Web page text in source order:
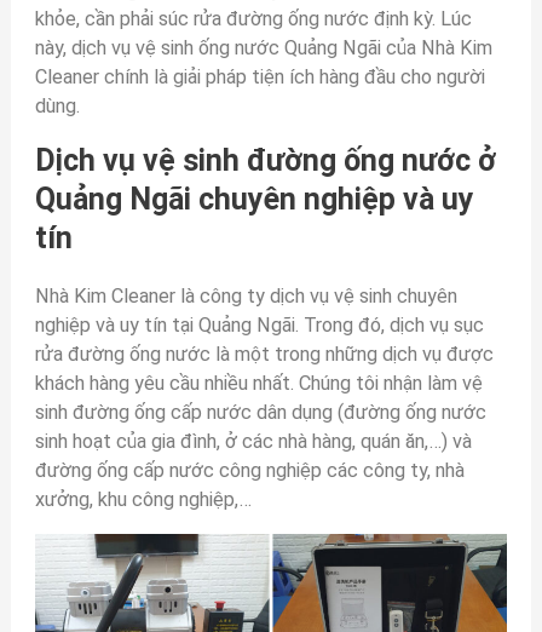
khỏe, cần phải súc rửa đường ống nước định kỳ. Lúc
này, dịch vụ vệ sinh ống nước Quảng Ngãi của Nhà Kim
Cleaner chính là giải pháp tiện ích hàng đầu cho người
dùng.
Dịch vụ vệ sinh đường ống nước ở
Quảng Ngãi chuyên nghiệp và uy
tín
Nhà Kim Cleaner là công ty dịch vụ vệ sinh chuyên
nghiệp và uy tín tại Quảng Ngãi. Trong đó, dịch vụ sục
rửa đường ống nước là một trong những dịch vụ được
khách hàng yêu cầu nhiều nhất. Chúng tôi nhận làm vệ
sinh đường ống cấp nước dân dụng (đường ống nước
sinh hoạt của gia đình, ở các nhà hàng, quán ăn,…) và
đường ống cấp nước công nghiệp các công ty, nhà
xưởng, khu công nghiệp,…